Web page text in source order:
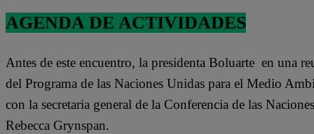
AGENDA DE ACTIVIDADES
Antes de este encuentro, la presidenta Boluarte en una
del Programa de las Naciones Unidas para el Medio
con la secretaria general de la Conferencia de las
Rebecca Grynspan.